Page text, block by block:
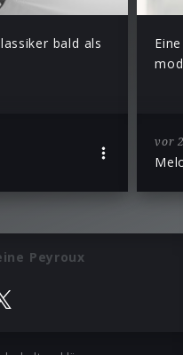
bald als
vor
Peyroux